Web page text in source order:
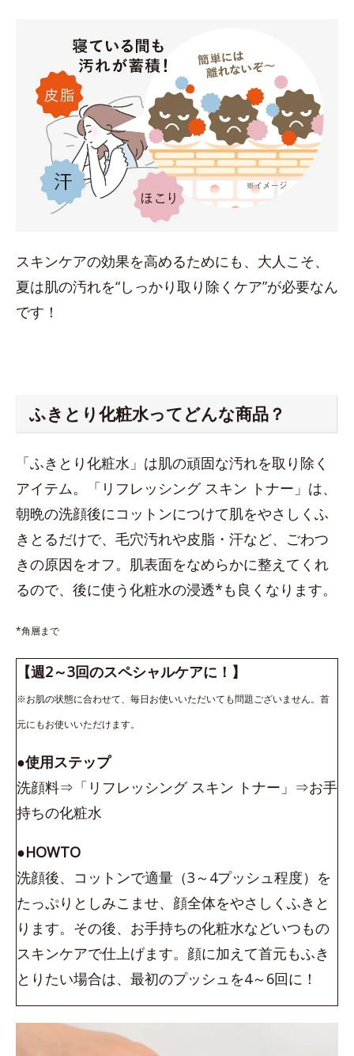
スキンケアの効果を高めるためにも、大人こそ、
夏は肌の汚れを“しっかり取り除くケア”が必要なん
です！
ふきとり化粧水ってどんな商品？
「ふきとり化粧水」は肌の頑固な汚れを取り除く
アイテム。「リフレッシング スキン トナー」は、
朝晩の洗顔後にコットンにつけて肌をやさしくふ
きとるだけで、毛穴汚れや皮脂・汗など、ごわつ
きの原因をオフ。肌表面をなめらかに整えてくれ
るので、後に使う化粧水の浸透*も良くなります。
*角層まで
【週2～3回のスペシャルケアに！】
※お肌の状態に合わせて、毎日お使いいただいても問題ございません。首
元にもお使いいただけます。
●使用ステップ
洗顔料⇒「リフレッシング スキン トナー」⇒お手
持ちの化粧水
●HOWTO
洗顔後、コットンで適量（3～4プッシュ程度）を
たっぷりとしみこませ、顔全体をやさしくふきと
ります。その後、お手持ちの化粧水などいつもの
スキンケアで仕上げます。顔に加えて首元もふき
とりたい場合は、最初のプッシュを4～6回に！